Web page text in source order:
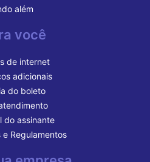
além
você
de internet
adicionais
do boleto
do assinante
e Regulamentos